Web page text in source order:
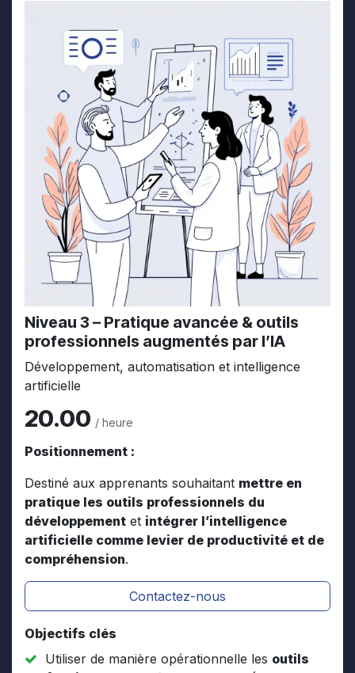
Niveau 3 – Pratique avancée & outils
professionnels augmentés par l’IA
Développement, automatisation et intelligence
artificielle
20.00 / heure
Positionnement :
Destiné aux apprenants souhaitant mettre en
pratique les outils professionnels du
développement et intégrer l’intelligence
artificielle comme levier de productivité et de
compréhension.
Contactez-nous
Objectifs clés
Utiliser de manière opérationnelle les outils